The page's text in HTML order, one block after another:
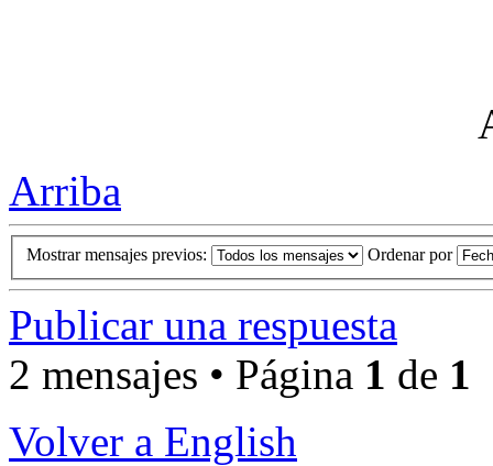
Arriba
Mostrar mensajes previos: Ordenar por
Publicar una respuesta
2 mensajes • Página 1 de 1
Volver a English